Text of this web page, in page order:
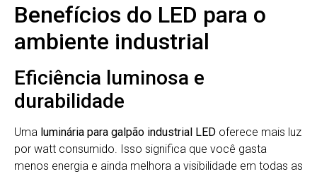
Benefícios do LED para o
ambiente industrial
Eficiência luminosa e
durabilidade
Uma luminária para galpão industrial LED oferece mais luz
por watt consumido. Isso significa que você gasta
menos energia e ainda melhora a visibilidade em todas as